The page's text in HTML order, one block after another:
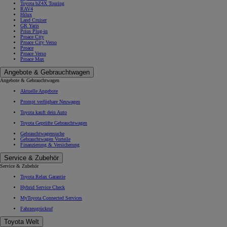
Toyota bZ4X Touring
RAV4
Hilux
Land Cruiser
GR Yaris
Prius Plug-in
Proace City
Proace City Verso
Proace
Proace Verso
Proace Max
Angebote & Gebrauchtwagen
Angebote & Gebrauchtwagen
Aktuelle Angebote
Prompt verfügbare Neuwagen
Toyota kauft dein Auto
Toyota Geprüfte Gebrauchtwagen
Gebrauchtwagensuche
Gebrauchtwagen Vorteile
Finanzierung & Versicherung
Service & Zubehör
Service & Zubehör
Toyota Relax Garantie
Hybrid Service Check
MyToyota Connected Services
Fahrzeugrückruf
Toyota Welt